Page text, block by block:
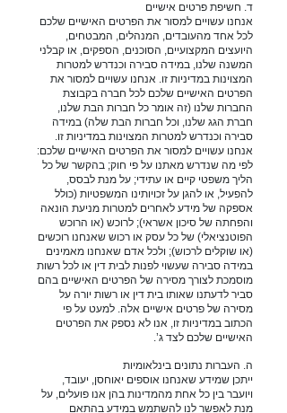
ד. חשיפת פרטים אישיים
אנחנו עשויים למסור את הפרטים האישיים שלכם
לכל אחד מהעובדים, המנהלים, המבטחים,
היועצים המקצועיים, הסוכנים, הספקים, או קבלני
המשנה שלנו, במידה סבירה וכנדרש למטרות
המצוינות במדיניות זו. אנחנו עשויים למסור את
הפרטים האישיים שלכם לכל חברה בקבוצת
החברות שלנו (זה אומר כל חברות הבת שלנו,
חברת הגג שלנו, וכל חברות הבת שלה) במידה
סבירה וכנדרש למטרות המצוינות במדיניות זו.
אנחנו עשויים למסור את הפרטים האישיים שלכם:
לפי מה שנדרש מאתנו על פי חוק; בהקשר של כל
הליך משפטי קיים או עתידי; על מנת לבסס,
להפעיל, או להגן על זכויותינו המשפטיות (כולל
אספקה של מידע לאחרים למטרות מניעת הונאה
והפחתה של סיכון אשראי); לרוכש (או הרוכש
הפוטנציאלי) של כל עסק או רכוש שאנחנו רוכשים
(או שוקלים לרכוש); ולכל אדם שאנחנו מאמינים
במידה סבירה שעשוי לפנות לבית דין או לכל רשות
מוסמכת לצורך מסירה של הפרטים האישיים בהם
סביר לדעתנו שאותו בית דין או רשות יורה על
מסירה של פרטים אישיים אלה. למעט על פי
הכתוב במדיניות זו, אנו לא נספק את הפרטים
האישיים שלכם לצד ג’.
ה. העברות נתונים בינלאומיות
ייתכן שמידע שאנחנו אוספים יאוחסן, יעובד,
ויועבר בין כל אחת מהמדינות בהן אנו פועלים, על
מנת לאפשר לנו להשתמש במידע בהתאם